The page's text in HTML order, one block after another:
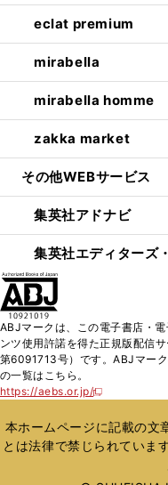
eclat premium
mirabella
mirabella homme
zakka market
その他WEBサービス
集英社アドナビ
集英社エディターズ
ABJマークは、この電子書店・
ンツ使用許諾を得た正規版配信
第6091713号）です。ABJマー
の一覧はこちら。
https://aebs.or.jp/
新
い
ウ
ィ
本ホームページに記載の文
とは法律で禁じられていま